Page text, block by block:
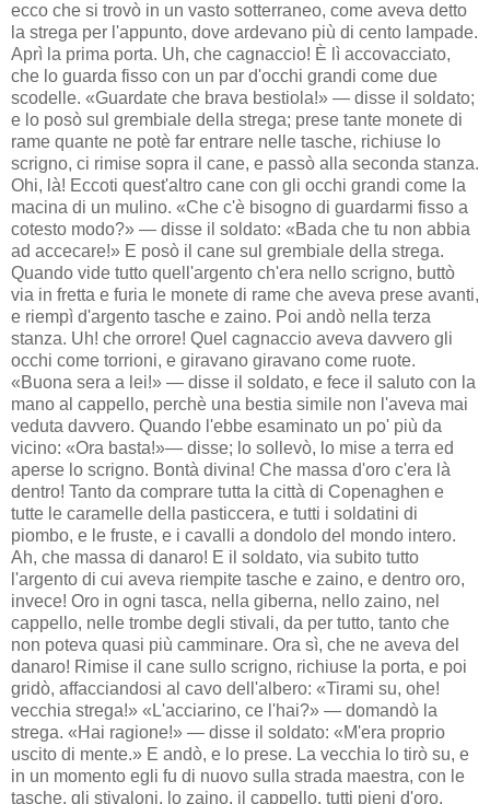
ecco che si trovò in un vasto sotterraneo, come aveva detto
la strega per l'appunto, dove ardevano più di cento lampade.
Aprì la prima porta. Uh, che cagnaccio! È lì accovacciato,
che lo guarda fisso con un par d'occhi grandi come due
scodelle. «Guardate che brava bestiola!» — disse il soldato;
e lo posò sul grembiale della strega; prese tante monete di
rame quante ne potè far entrare nelle tasche, richiuse lo
scrigno, ci rimise sopra il cane, e passò alla seconda stanza.
Ohi, là! Eccoti quest'altro cane con gli occhi grandi come la
macina di un mulino. «Che c'è bisogno di guardarmi fisso a
cotesto modo?» — disse il soldato: «Bada che tu non abbia
ad accecare!» E posò il cane sul grembiale della strega.
Quando vide tutto quell'argento ch'era nello scrigno, buttò
via in fretta e furia le monete di rame che aveva prese avanti,
e riempì d'argento tasche e zaino. Poi andò nella terza
stanza. Uh! che orrore! Quel cagnaccio aveva davvero gli
occhi come torrioni, e giravano giravano come ruote.
«Buona sera a lei!» — disse il soldato, e fece il saluto con la
mano al cappello, perchè una bestia simile non l'aveva mai
veduta davvero. Quando l'ebbe esaminato un po' più da
vicino: «Ora basta!»— disse; lo sollevò, lo mise a terra ed
aperse lo scrigno. Bontà divina! Che massa d'oro c'era là
dentro! Tanto da comprare tutta la città di Copenaghen e
tutte le caramelle della pasticcera, e tutti i soldatini di
piombo, e le fruste, e i cavalli a dondolo del mondo intero.
Ah, che massa di danaro! E il soldato, via subito tutto
l'argento di cui aveva riempite tasche e zaino, e dentro oro,
invece! Oro in ogni tasca, nella giberna, nello zaino, nel
cappello, nelle trombe degli stivali, da per tutto, tanto che
non poteva quasi più camminare. Ora sì, che ne aveva del
danaro! Rimise il cane sullo scrigno, richiuse la porta, e poi
gridò, affacciandosi al cavo dell'albero: «Tirami su, ohe!
vecchia strega!» «L'acciarino, ce l'hai?» — domandò la
strega. «Hai ragione!» — disse il soldato: «M'era proprio
uscito di mente.» E andò, e lo prese. La vecchia lo tirò su, e
in un momento egli fu di nuovo sulla strada maestra, con le
tasche, gli stivaloni, lo zaino, il cappello, tutti pieni d'oro.